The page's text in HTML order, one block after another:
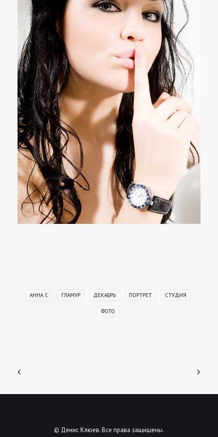
АННА С ГЛАМУР ДЕКАБРЬ ПОРТРЕТ СТУДИЯ
ФОТО
© Денис Клюев. Все права защищены.